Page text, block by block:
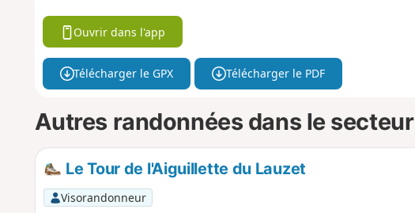
Ouvrir dans l'app
Télécharger le GPX Télécharger le PDF
Autres randonnées dans le secteur
Le Tour de l'Aiguillette du Lauzet
Visorandonneur